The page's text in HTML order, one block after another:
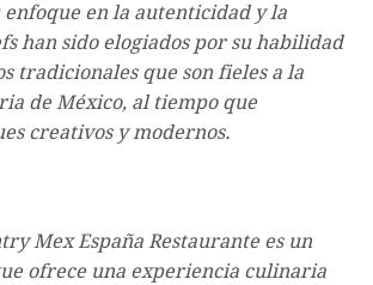
en la autenticidad y la
han sido elogiados por su habilidad
tradicionales que son fieles a la
de México, al tiempo que
creativos y modernos.
Mex España Restaurante es un
ofrece una experiencia culinaria